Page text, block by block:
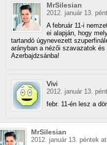
MrSilesian
2012. január 13.
A február 11-i
ei alapján, hogy
tartandó úgynevezett
arányban a nézői szavazatok
Azerbajdzsánba!
Vivi
2012. január 13.
febr. 11-én lesz a
MrSilesian
2012. január 13. péntek